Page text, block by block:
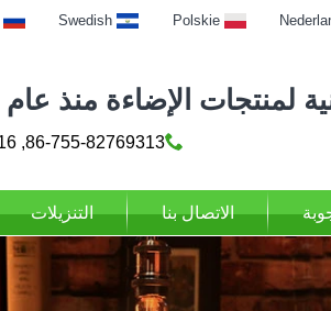
Polskie
Swedish
لمنتجات الإضاءة منذ عام 2001
86-755-82769313, 82769316
الاتصال بنا التنزيلات